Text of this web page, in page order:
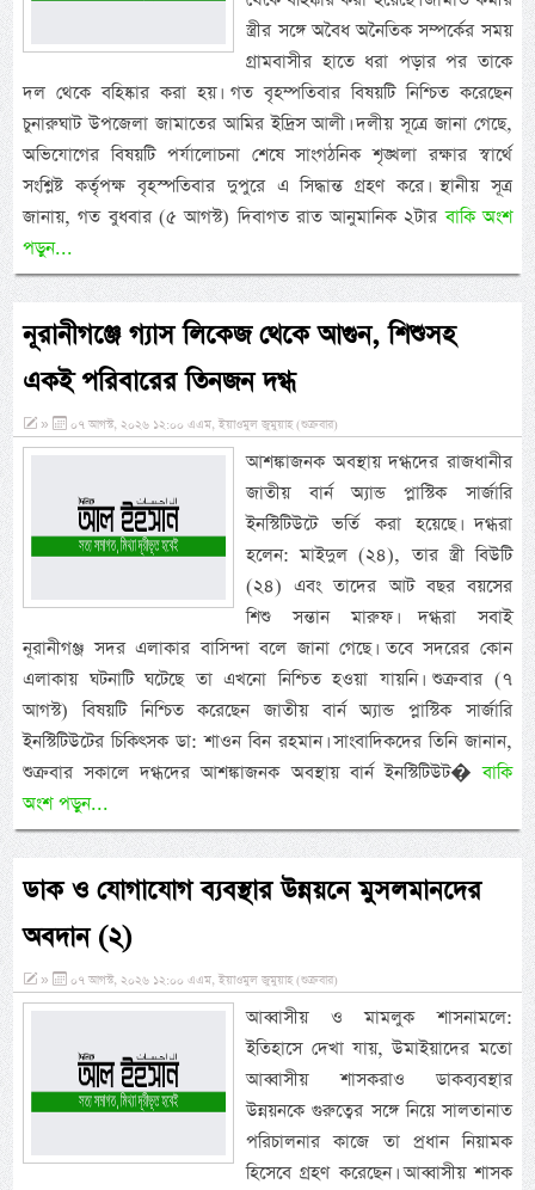
স্ত্রীর সঙ্গে অবৈধ অনৈতিক সম্পর্কের সময়
গ্রামবাসীর হাতে ধরা পড়ার পর তাকে
দল থেকে বহিষ্কার করা হয়। গত বৃহম্পতিবার বিষয়টি নিশ্চিত করেছেন
চুনারুঘাট উপজেলা জামাতের আমির ইদ্রিস আলী। দলীয় সূত্রে জানা গেছে,
অভিযোগের বিষয়টি পর্যালোচনা শেষে সাংগঠনিক শৃঙ্খলা রক্ষার স্বার্থে
সংশ্লিষ্ট কর্তৃপক্ষ বৃহস্পতিবার দুপুরে এ সিদ্ধান্ত গ্রহণ করে। স্থানীয় সূত্র
জানায়, গত বুধবার (৫ আগস্ট) দিবাগত রাত আনুমানিক ২টারবাকি অংশ
পড়ুন...
নূরানীগঞ্জে গ্যাস লিকেজ থেকে আগুন, শিশুসহ
একই পরিবারের তিনজন দগ্ধ
» ০৭ আগস্ট, ২০২৬ ১২:০০ এএম, ইয়াওমুল জুমুয়াহ (শুক্রবার)
আশঙ্কাজনক অবস্থায় দগ্ধদের রাজধানীর
জাতীয় বার্ন অ্যান্ড প্লাস্টিক সার্জারি
ইনস্টিটিউটে ভর্তি করা হয়েছে। দগ্ধরা
হলেন: মাইদুল (২৪), তার স্ত্রী বিউটি
(২৪) এবং তাদের আট বছর বয়সের
শিশু সন্তান মারুফ। দগ্ধরা সবাই
নূরানীগঞ্জ সদর এলাকার বাসিন্দা বলে জানা গেছে। তবে সদরের কোন
এলাকায় ঘটনাটি ঘটেছে তা এখনো নিশ্চিত হওয়া যায়নি। শুক্রবার (৭
আগস্ট) বিষয়টি নিশ্চিত করেছেন জাতীয় বার্ন অ্যান্ড প্লাস্টিক সার্জারি
ইনস্টিটিউটের চিকিৎসক ডা: শাওন বিন রহমান। সাংবাদিকদের তিনি জানান,
শুক্রবার সকালে দগ্ধদের আশঙ্কাজনক অবস্থায় বার্ন ইনস্টিটিউট�বাকি
অংশ পড়ুন...
ডাক ও যোগাযোগ ব্যবস্থার উন্নয়নে মুসলমানদের
অবদান (২)
» ০৭ আগস্ট, ২০২৬ ১২:০০ এএম, ইয়াওমুল জুমুয়াহ (শুক্রবার)
আব্বাসীয় ও মামলুক শাসনামলে:
ইতিহাসে দেখা যায়, উমাইয়াদের মতো
আব্বাসীয় শাসকরাও ডাকব্যবস্থার
উন্নয়নকে গুরুত্বের সঙ্গে নিয়ে সালতানাত
পরিচালনার কাজে তা প্রধান নিয়ামক
হিসেবে গ্রহণ করেছেন। আব্বাসীয় শাসক